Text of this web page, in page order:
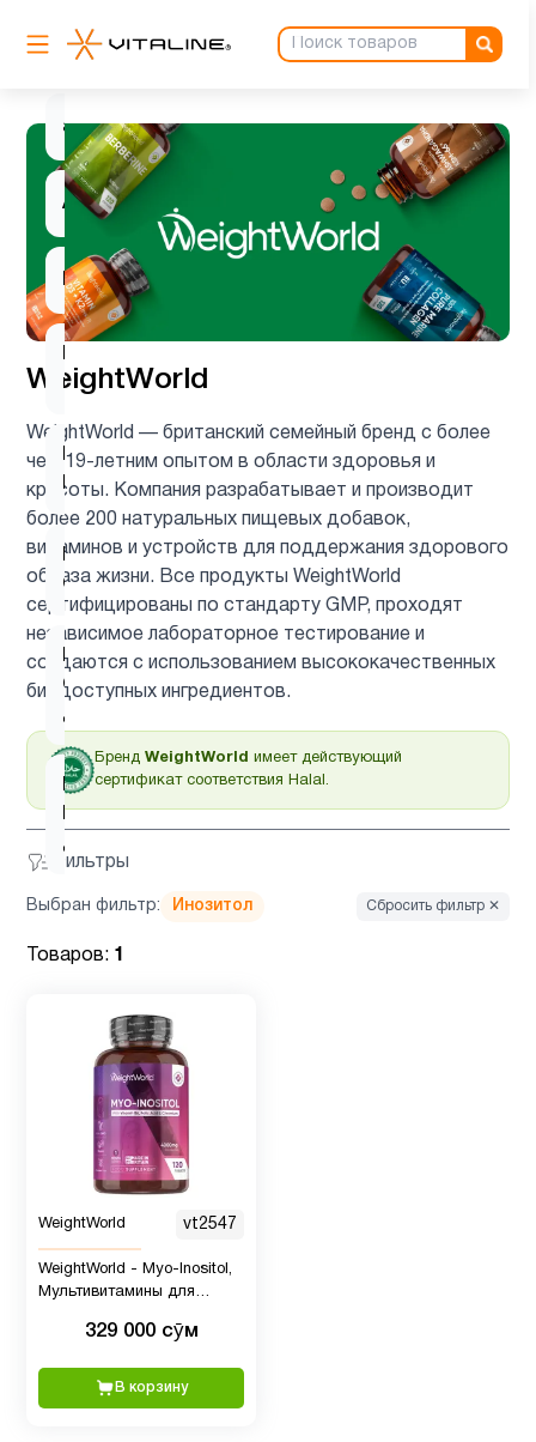
WeightWorld
WeightWorld — британский семейный бренд с более
чем 19-летним опытом в области здоровья и
красоты. Компания разрабатывает и производит
более 200 натуральных пищевых добавок,
витаминов и устройств для поддержания здорового
образа жизни. Все продукты WeightWorld
сертифицированы по стандарту GMP, проходят
независимое лабораторное тестирование и
создаются с использованием высококачественных
биодоступных ингредиентов.
Бренд WeightWorld имеет действующий
сертификат соответствия Halal.
Фильтры
Антиоксиданты 3
ацетилцистеин 1
Ашваганда
Барберин
продукт
Витамин
B
2
Витамин
C
2
Витамин
C для
детей
1
Витамин
D для
детей
2
Витамин
Гинкго
Билоба
1
Детская
омега 3
Детская
омега 3
, Рыбий
2
Выбран фильтр: Инозитол Сбросить фильтр ✕
Товаров: 1
WeightWorld vt2547
WeightWorld - Myo-Inositol,
Мультивитамины для
4000 мг, 120 таблеток
329 000 сӯм
В корзину